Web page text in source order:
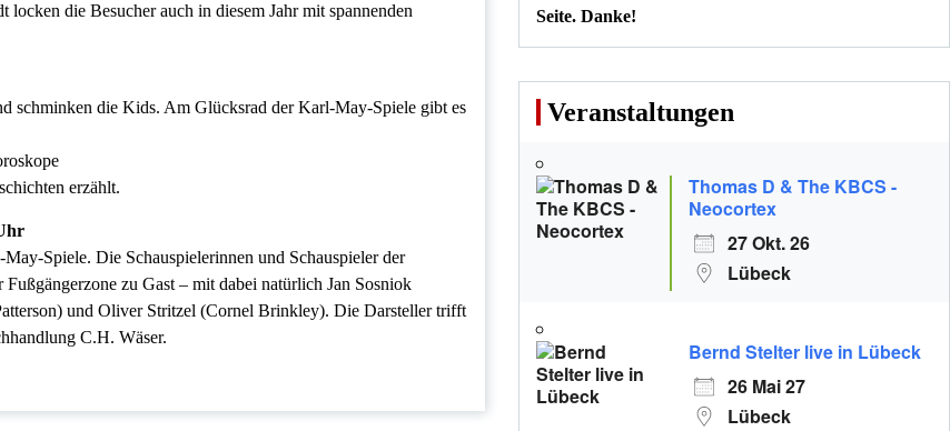
die Besucher auch in diesem Jahr mit spannenden
schminken die Kids. Am Glücksrad der Karl-May-Spiele gibt es
erzählt.
Spiele. Die Schauspielerinnen und Schauspieler der
zu Gast – mit dabei natürlich Jan Sosniok
und Oliver Stritzel (Cornel Brinkley). Die Darsteller trifft
C.H. Wäser.
Seite. Danke!
Veranstaltungen
Thomas D & The KBCS -
Neocortex
27 Okt. 26
Lübeck
Bernd Stelter live in Lübeck
26 Mai 27
Lübeck